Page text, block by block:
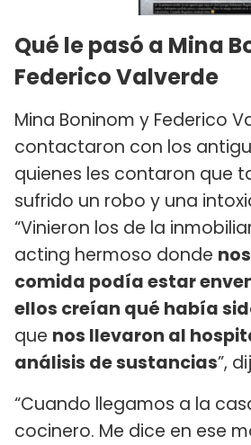
Qué le pasó a Mina
Federico Valverde
Mina Boninom y Federico
contactaron con los
quienes les contaron que
sufrido un robo y una
“Vinieron los de la
acting hermoso donde
comida podía estar
ellos creían qué había
que nos llevaron al
análisis de sustancias”,
“Cuando llegamos a la
cocinero. Me dice en ese